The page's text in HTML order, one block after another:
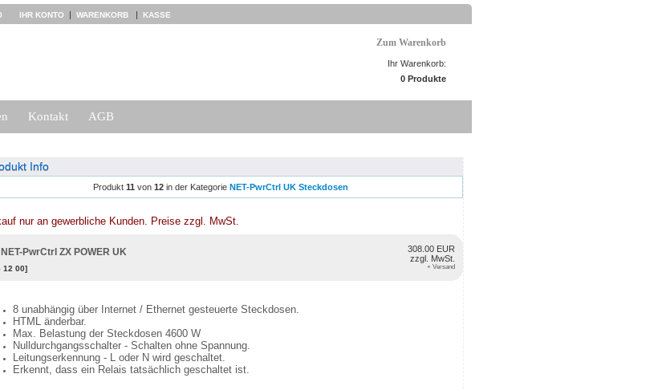
IHR KONTO | WARENKORB | KASSE
Zum Warenkorb
Ihr Warenkorb:
0 Produkte
Kontakt AGB
Info
Produkt 11 von 12in der Kategorie NET-PwrCtrl UK Steckdosen
nur an gewerbliche Kunden. Preise zzgl. MwSt.
NET-PwrCtrl ZX POWER UK
12 00]
308.00 EUR
zzgl. MwSt.
+ Versand
8 unabhängig über Internet / Ethernet gesteuerte Steckdosen.
HTML änderbar.
Max. Belastung der Steckdosen 4600 W
Nulldurchgangsschalter - Schalten ohne Spannung.
Leitungserkennung - L oder N wird geschaltet.
Erkennt, dass ein Relais tatsächlich geschaltet ist.